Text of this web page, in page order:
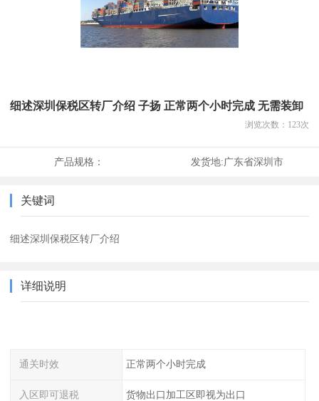
细述深圳保税区转厂介绍 子扬 正常两个小时完成 无需装卸
浏览次数： 123次
产品规格： 发货地:广东省深圳市
关键词
细述深圳保税区转厂介绍
详细说明
通关时效 正常两个小时完成
入区即可退税 货物出口加工区即视为出口